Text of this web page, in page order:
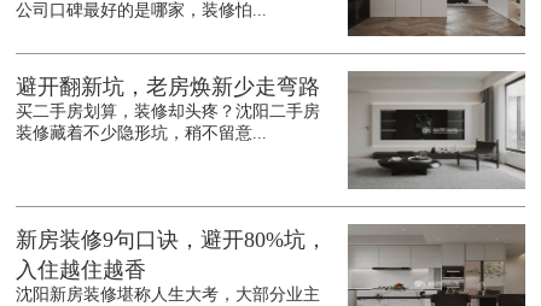
公司口碑最好的是哪家，装修怕...
避开翻新坑，老房焕新少走弯路
买二手房划算，装修却头疼？沈阳二手房
装修藏着不少隐形坑，稍不留意...
新房装修9句口诀，避开80%坑，
入住越住越香
沈阳新房装修堪称人生大考，大部分业主